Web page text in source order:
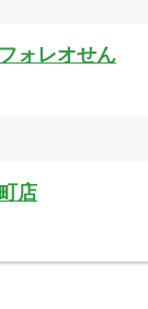
ォレオせん
店